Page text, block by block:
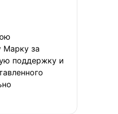
Марку за
поддержку и